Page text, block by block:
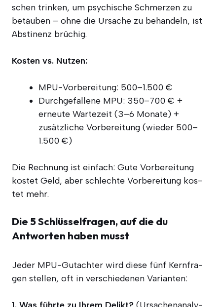
schen trin­ken, um psy­chi­sche Schmer­zen zu
betäu­ben – ohne die Ursa­che zu behan­deln, ist
Abs­ti­nenz brüchig.
Kos­ten vs. Nutzen:
MPU-Vor­be­rei­tung: 500–1.500 €
Durch­ge­fal­le­ne MPU: 350–700 € +
erneu­te War­te­zeit (3–6 Mona­te) +
zusätz­li­che Vor­be­rei­tung (wie­der 500–
1.500 €)
Die Rech­nung ist ein­fach: Gute Vor­be­rei­tung
kos­tet Geld, aber schlech­te Vor­be­rei­tung kos­
tet mehr.
Die 5 Schlüsselfragen, auf die du
Antworten haben musst
Jeder MPU-Gut­ach­ter wird die­se fünf Kern­fra­
gen stel­len, oft in ver­schie­de­nen Varianten: